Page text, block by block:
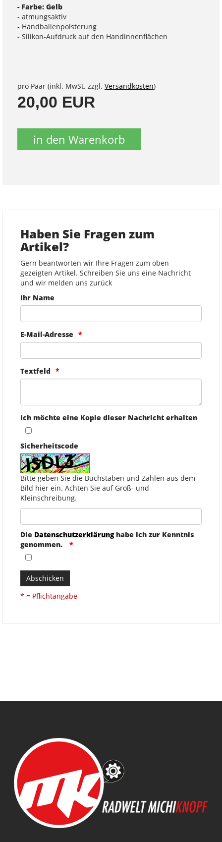
- Farbe: Gelb
- atmungsaktiv
- Handballenpolsterung
- Silikon-Aufdruck auf den Handinnenflächen
pro Paar (inkl. MwSt. zzgl. Versandkosten)
20,00 EUR
in den Warenkorb
Haben Sie Fragen zum
Artikel?
Gern beantworten wir Ihre Fragen zum oben
gezeigten Artikel. Schreiben Sie uns eine Nachricht
und wir melden uns zurück
Ihr Name
E-Mail-Adresse
Textfeld
Ich möchte eine Kopie dieser Nachricht erhalten
Sicherheitscode
Bitte geben Sie die Buchstaben und Zahlen aus dem
Bild hier ein. Achten Sie auf Groß- und
Kleinschreibung.
Die Datenschutzerklärunghabe ich zur Kenntnis
genommen.
Abschicken
* = Pflichtangabe